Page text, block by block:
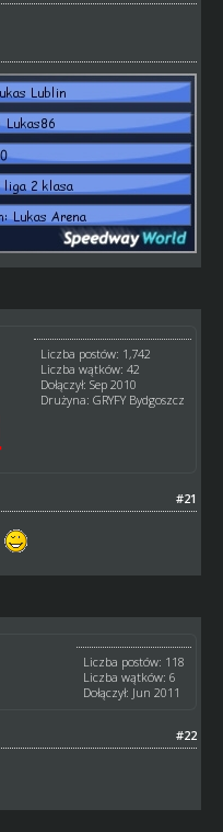
Liczba postów: 1,742
Liczba wątków: 42
Dołączył: Sep 2010
Drużyna: GRYFY Bydgoszcz
#21
Liczba postów: 118
Liczba wątków: 6
Dołączył: Jun 2011
#22